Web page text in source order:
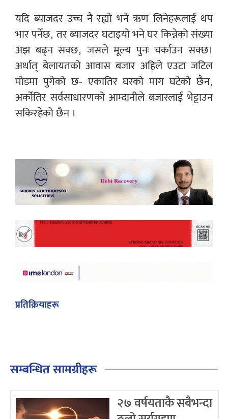
यदि ब्याजदर उच्च नै रह्यो भने ऋण लिनेहरूलाई थप
भार पर्नेछ, तर ब्याजदर घटाइयो भने घर किन्नेको संख्या
अझ बढ्न सक्छ, जसले मूल्य पुनः चर्काउन सक्छ।
अर्थात् बेलायतको आवास बजार अहिले एउटा जटिल
मोडमा पुगेको छ- एकातिर घरको माग घटेको छैन,
अर्कोतिर सर्वसाधारणको आम्दानीले बजारलाई भेट्टाउन
सकिरहेको छैन ।
प्रतिक्रियाहरू
सम्बन्धित सामग्रीहरू
२७ वर्षयताकै सबैभन्दा